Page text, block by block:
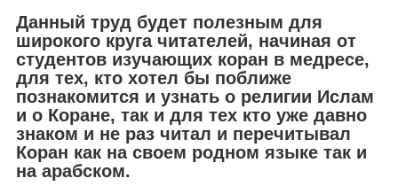
Данный труд будет полезным для
широкого круга читателей, начиная от
студентов изучающих коран в медресе,
для тех, кто хотел бы поближе
познакомится и узнать о религии Ислам
и о Коране, так и для тех кто уже давно
знаком и не раз читал и перечитывал
Коран как на своем родном языке так и
на арабском.